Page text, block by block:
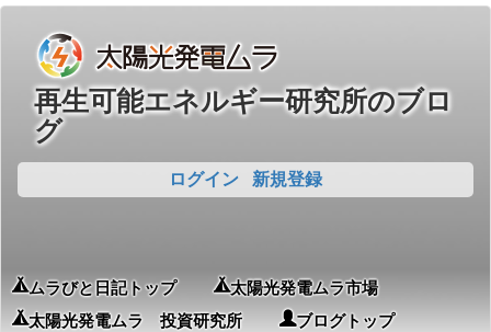
再生可能エネルギー研究所のブロ
グ
ログイン 新規登録
ムラびと日記トップ
太陽光発電ムラ市場
太陽光発電ムラ 投資研究所
ブログトップ